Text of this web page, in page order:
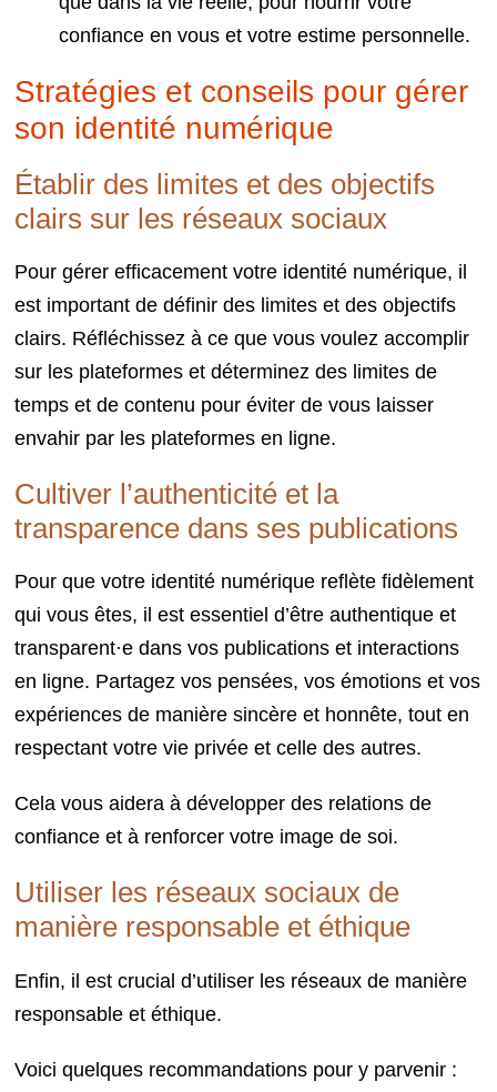
confiance en vous et votre estime personnelle.
Stratégies et conseils pour gérer
son identité numérique
Établir des limites et des objectifs
clairs sur les réseaux sociaux
Pour gérer efficacement votre identité numérique, il
est important de définir des limites et des objectifs
clairs. Réfléchissez à ce que vous voulez accomplir
sur les plateformes et déterminez des limites de
temps et de contenu pour éviter de vous laisser
envahir par les plateformes en ligne.
Cultiver l’authenticité et la
transparence dans ses publications
Pour que votre identité numérique reflète fidèlement
qui vous êtes, il est essentiel d’être authentique et
transparent·e dans vos publications et interactions
en ligne. Partagez vos pensées, vos émotions et vos
expériences de manière sincère et honnête, tout en
respectant votre vie privée et celle des autres.
Cela vous aidera à développer des relations de
confiance et à renforcer votre image de soi.
Utiliser les réseaux sociaux de
manière responsable et éthique
Enfin, il est crucial d’utiliser les réseaux de manière
responsable et éthique.
Voici quelques recommandations pour y parvenir :